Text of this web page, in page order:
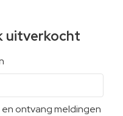
uitverkocht
ontvang meldingen